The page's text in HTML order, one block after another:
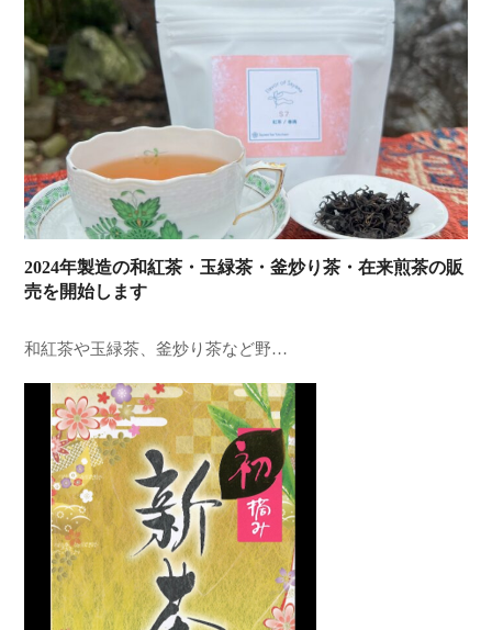
2024年製造の和紅茶・玉緑茶・釜炒り茶・在来煎茶の販
売を開始します
和紅茶や玉緑茶、釜炒り茶など野…